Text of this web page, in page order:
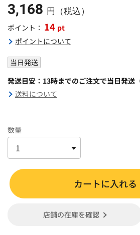
3,168 円（税込）
ポイント： 14 pt
ポイントについて
当日発送
発送目安：13時までのご注文で当日発送
送料について
数量
カートに入れる
店舗の在庫を確認